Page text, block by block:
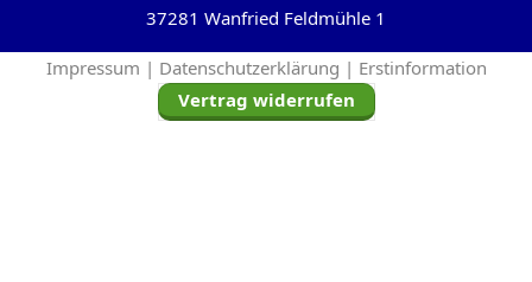
37281 Wanfried Feldmühle 1
Impressum | Datenschutzerklärung | Erstinformation
Vertrag widerrufen